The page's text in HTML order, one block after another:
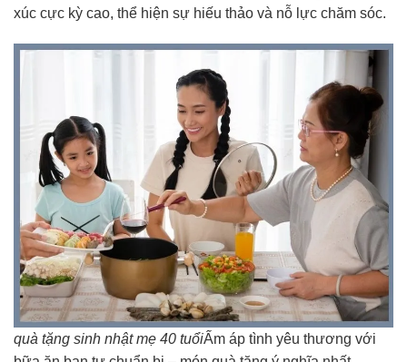
xúc cực kỳ cao, thể hiện sự hiếu thảo và nỗ lực chăm sóc.
quà tặng sinh nhật mẹ 40 tuổiẤm áp tình yêu thương với